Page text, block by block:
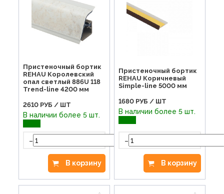
Пристеночный бортик
REHAU Королевский
опал светлый 886U 118
Trend-line 4200 мм
2610 РУБ / ШТ
В наличии более 5 шт.
-
В корзину
Пристеночный бортик
REHAU Коричневый
Simple-line 5000 мм
1680 РУБ / ШТ
В наличии более 5 шт.
-
В корзину